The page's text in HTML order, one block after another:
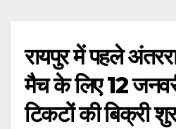
रायपुर में पहले
मैच के लिए 12
टिकटों की बिक्री